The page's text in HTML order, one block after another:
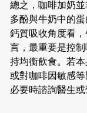
總之，咖啡加奶
多酚與牛奶中的
鈣質吸收角度看
言，最重要是控
持均衡飲食。若
或對咖啡因敏感
必要時諮詢醫生或